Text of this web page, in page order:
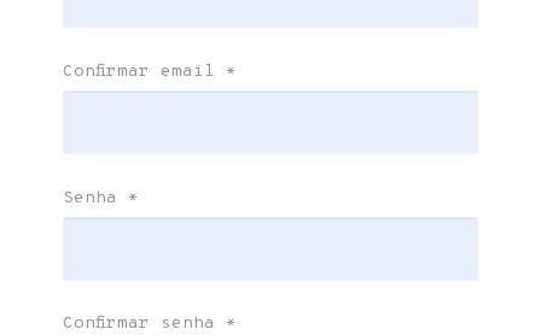
Confirmar email *
Senha *
Confirmar senha *